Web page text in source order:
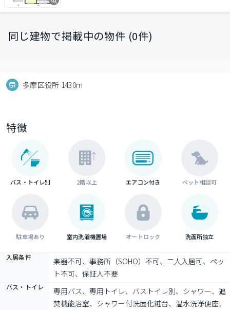
同じ建物で掲載中の物件 (0件)
多摩区役所 1430m
特徴
バス・トイレ別 2階以上 エアコン付き ペット相談可
駐車場あり 室内洗濯機置場 オートロック 洗面所独立
入居条件
楽器不可、事務所（SOHO）不可、二人入居可、ペッ
ト不可、保証人不要
バス・トイレ
専用バス、専用トイレ、バストイレ別、シャワー、追
焚機能浴室、シャワー付洗面化粧台、温水洗浄便座、